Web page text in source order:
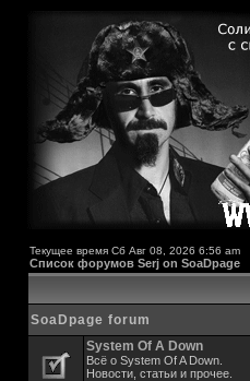
Текущее время Сб Авг 08, 2026 6:56 am
Список форумов Serj on SoaDpage
SoaDpage forum
System Of A Down
Всё о System Of A Down.
Новости, статьи и прочее.